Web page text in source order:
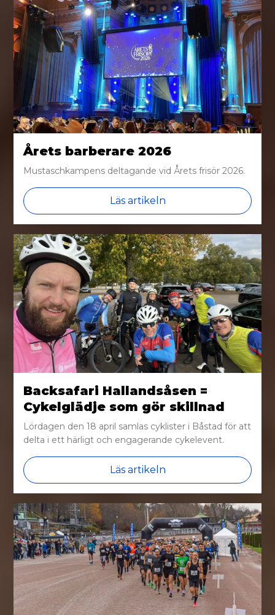
Årets barberare 2026
Mustaschkampens deltagande vid Årets frisör 2026.
Läs artikeln
Backsafari Hallandsåsen =
Cykelglädje som gör skillnad
Lördagen den 18 april samlas cyklister i Båstad för att
delta i ett härligt och engagerande cykelevent.
Läs artikeln